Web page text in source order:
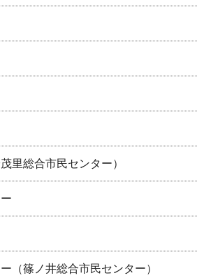
里総合市民センター）
（篠ノ井総合市民センター）